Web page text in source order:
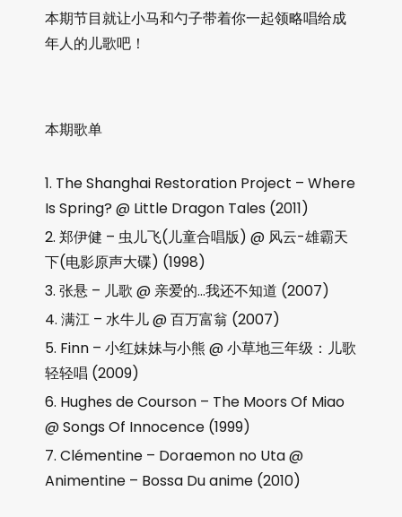
本期节目就让小马和勺子带着你一起领略唱给成
年人的儿歌吧！
本期歌单
The Shanghai Restoration Project – Where
Is Spring? @ Little Dragon Tales (2011)
郑伊健 – 虫儿飞(儿童合唱版) @ 风云-雄霸天
下(电影原声大碟) (1998)
张悬 – 儿歌 @ 亲爱的…我还不知道 (2007)
满江 – 水牛儿 @ 百万富翁 (2007)
Finn – 小红妹妹与小熊 @ 小草地三年级：儿歌
轻轻唱 (2009)
Hughes de Courson – The Moors Of Miao
@ Songs Of Innocence (1999)
Clémentine – Doraemon no Uta @
Animentine – Bossa Du anime (2010)